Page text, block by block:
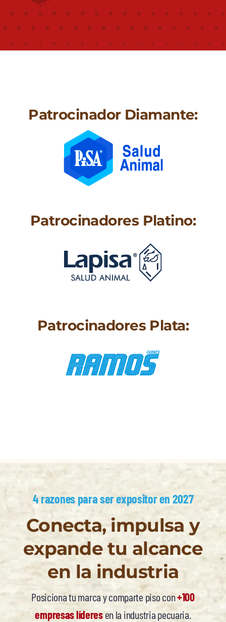
Patrocinador Diamante:
Patrocinadores Platino:
Patrocinadores Plata:
4 razones para ser expositor en 2027
Conecta, impulsa y
expande tu alcance
en la industria
Posiciona tu marca y comparte piso con+100
empresas líderesen la industria pecuaria.